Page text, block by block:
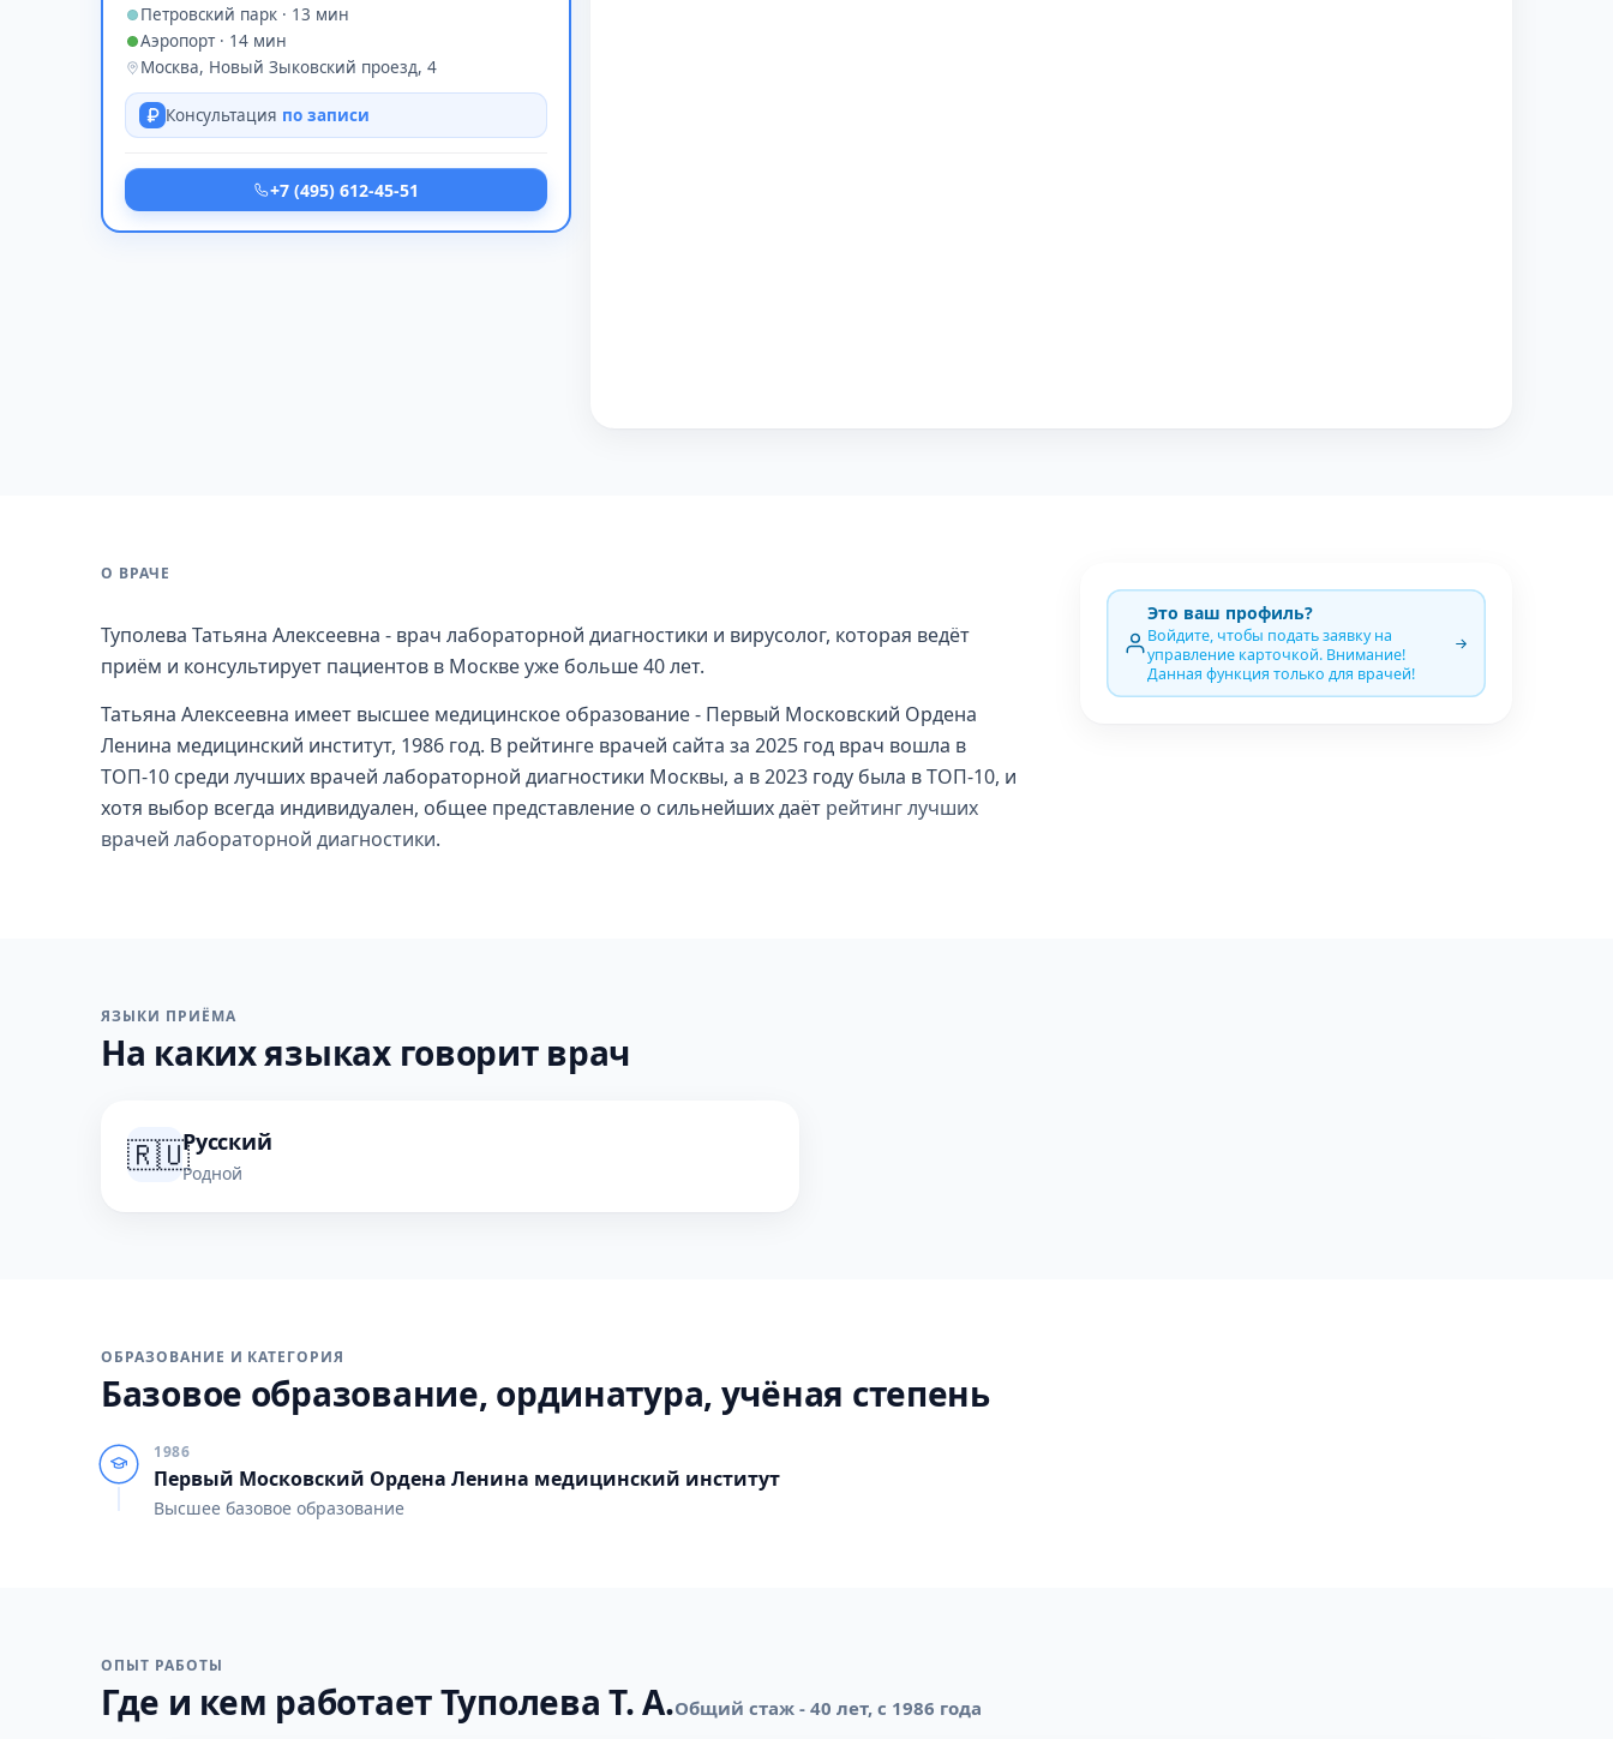
Петровский парк · 13 мин
Аэропорт · 14 мин
Москва, Новый Зыковский проезд, 4
Консультация по записи
+7 (495) 612-45-51
О ВРАЧЕ
Туполева Татьяна Алексеевна - врач лабораторной диагностики и вирусолог, которая ведёт
приём и консультирует пациентов в Москве уже больше 40 лет.
Татьяна Алексеевна имеет высшее медицинское образование - Первый Московский Ордена
Ленина медицинский институт, 1986 год. В рейтинге врачей сайта за 2025 год врач вошла в
ТОП-10 среди лучших врачей лабораторной диагностики Москвы, а в 2023 году была в ТОП-10, и
хотя выбор всегда индивидуален, общее представление о сильнейших даёт рейтинг лучших
врачей лабораторной диагностики.
Это ваш профиль?
Войдите, чтобы подать заявку на
управление карточкой. Внимание!
Данная функция только для врачей!
ЯЗЫКИ ПРИЁМА
На каких языках говорит врач
🇷🇺Русский
Родной
ОБРАЗОВАНИЕ И КАТЕГОРИЯ
Базовое образование, ординатура, учёная степень
1986
Первый Московский Ордена Ленина медицинский институт
Высшее базовое образование
ОПЫТ РАБОТЫ
Где и кем работает Туполева Т. А.Общий стаж - 40 лет, с 1986 года